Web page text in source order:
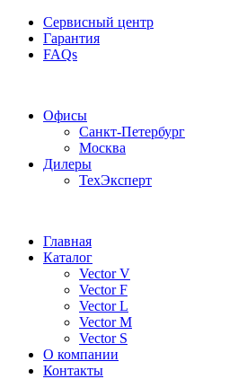
Сервисный центр
Гарантия
FAQs
Офисы
Санкт-Петербург
Москва
Дилеры
ТехЭксперт
Главная
Каталог
Vector V
Vector F
Vector L
Vector M
Vector S
О компании
Контакты